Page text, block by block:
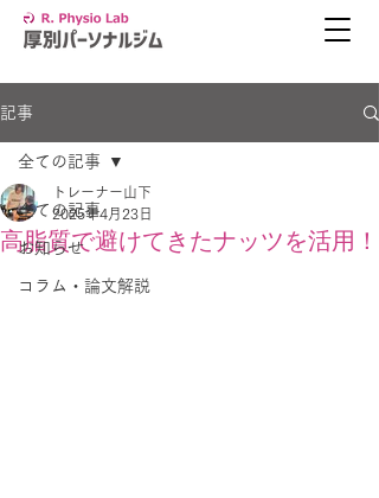
記事
全ての記事
お知らせ
コラム・論文解説
全ての記事
高脂質で避けてきたナッツを活用！
トレーナー山下
2025年4月23日